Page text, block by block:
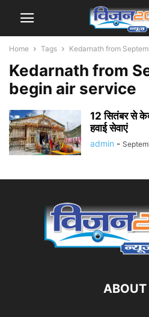
Home Tags Kedarnath from
Kedarnath from
begin air service
12 सितंबर से
हवाई सेवाएं
admin -
ABOUT